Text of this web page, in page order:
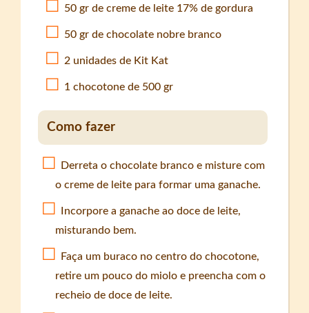
50 gr de creme de leite 17% de gordura
50 gr de chocolate nobre branco
2 unidades de Kit Kat
1 chocotone de 500 gr
Como fazer
Derreta o chocolate branco e misture com
o creme de leite para formar uma ganache.
Incorpore a ganache ao doce de leite,
misturando bem.
Faça um buraco no centro do chocotone,
retire um pouco do miolo e preencha com o
recheio de doce de leite.